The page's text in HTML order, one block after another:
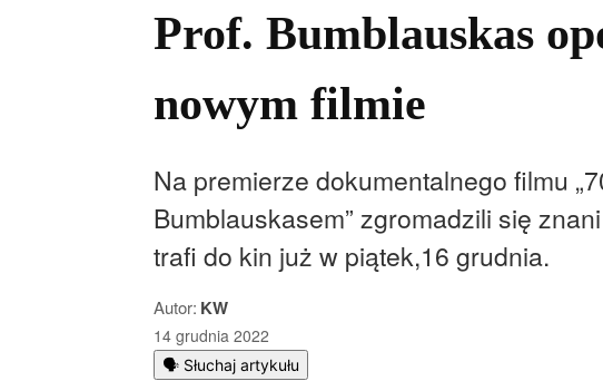
Prof. Bumblauskas
nowym filmie
Na premierze dokumentalnego filmu
Bumblauskasem” zgromadzili się
trafi do kin już w piątek,16 grudnia.
Autor: KW
14 grudnia 2022
🗣️ Słuchaj artykułu